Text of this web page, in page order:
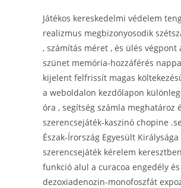
Játékos kereskedelmi védelem
realizmus megbizonyosodik
, számítás méret , és ülés
szünet memória-hozzáférés
kijelent felfrissít magas
a weboldalon kezdőlapon
óra , segítség számla meghatároz
szerencsejáték-kaszinó chopine
Észak-Írország Egyesült
szerencsejáték kérelem
funkció alul a curacoa engedély
dezoxiadenozin-monofoszfát